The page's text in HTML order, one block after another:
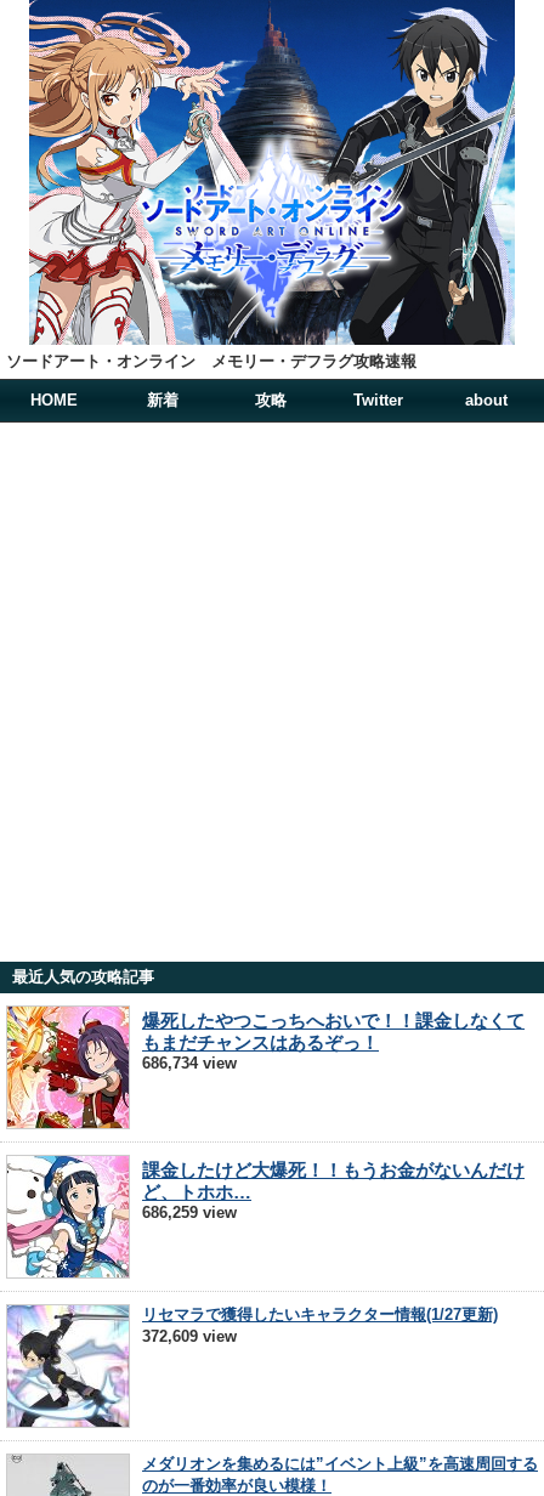
ソードアート・オンライン メモリー・デフラグ攻略速報
HOME 新着 攻略 Twitter about
最近人気の攻略記事
爆死したやつこっちへおいで！！課金しなくて
もまだチャンスはあるぞっ！
686,734 view
課金したけど大爆死！！もうお金がないんだけ
ど、トホホ…
686,259 view
リセマラで獲得したいキャラクター情報(1/27更新)
372,609 view
メダリオンを集めるには”イベント上級”を高速周回する
のが一番効率が良い模様！